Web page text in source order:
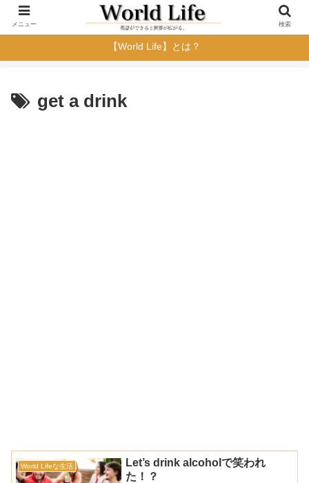
【World Life】とは？
get a drink
World Lifeな生活
Let’s drink alcoholで笑われ
た！？
メニュー 検索